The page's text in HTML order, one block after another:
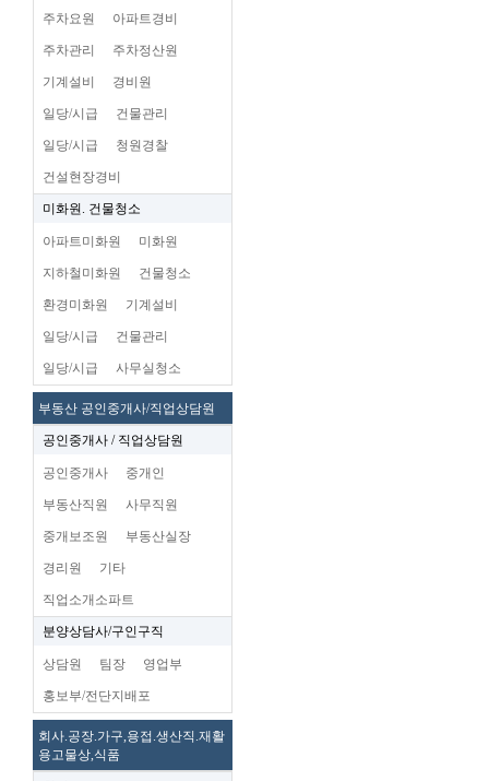
주차요원 아파트경비
주차관리 주차정산원
기계설비 경비원
일당/시급 건물관리
일당/시급 청원경찰
건설현장경비
미화원. 건물청소
아파트미화원 미화원
지하철미화원 건물청소
환경미화원 기계설비
일당/시급 건물관리
일당/시급 사무실청소
부동산 공인중개사/직업상담원
공인중개사 / 직업상담원
공인중개사 중개인
부동산직원 사무직원
중개보조원 부동산실장
경리원 기타
직업소개소파트
분양상담사/구인구직
상담원 팀장 영업부
홍보부/전단지배포
회사.공장.가구,용접.생산직.재활
용고물상,식품